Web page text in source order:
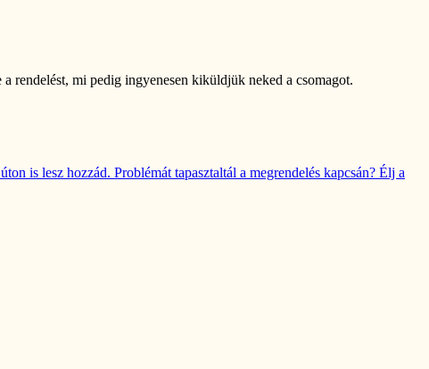
rendelést, mi pedig ingyenesen kiküldjük neked a csomagot.
is lesz hozzád. Problémát tapasztaltál a megrendelés kapcsán? Élj a